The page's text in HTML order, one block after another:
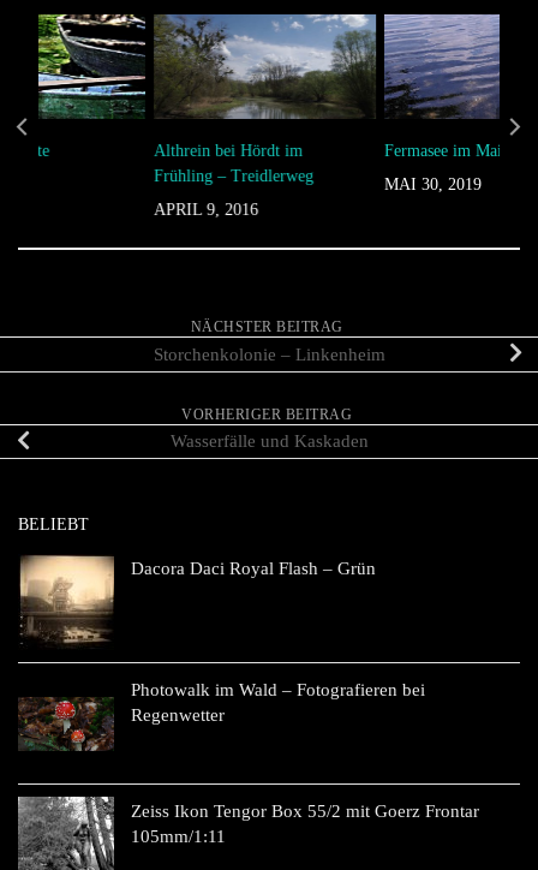
Althrein bei Hördt im
Frühling – Treidlerweg
APRIL 9, 2016
Fermasee im Mai
MAI 30, 2019
Boote
NÄCHSTER BEITRAG
Storchenkolonie – Linkenheim
VORHERIGER BEITRAG
Wasserfälle und Kaskaden
BELIEBT
Dacora Daci Royal Flash – Grün
Photowalk im Wald – Fotografieren bei
Regenwetter
Zeiss Ikon Tengor Box 55/2 mit Goerz Frontar
105mm/1:11